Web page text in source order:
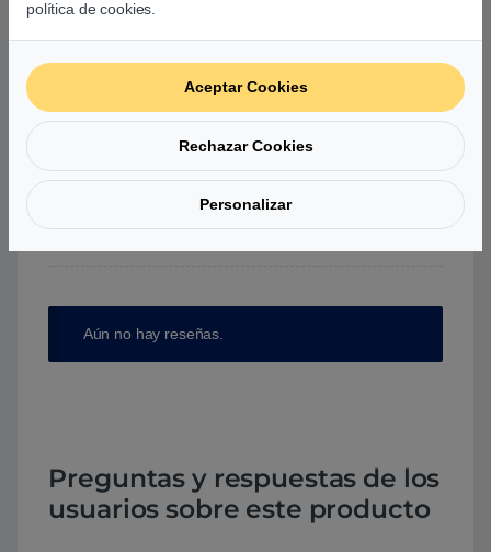
Agrega una reseña
Debesaccederpara publicar una valoración.
Aún no hay reseñas.
Preguntas y respuestas de los
usuarios sobre este producto
política de cookies.
Aceptar Cookies
Rechazar Cookies
Personalizar